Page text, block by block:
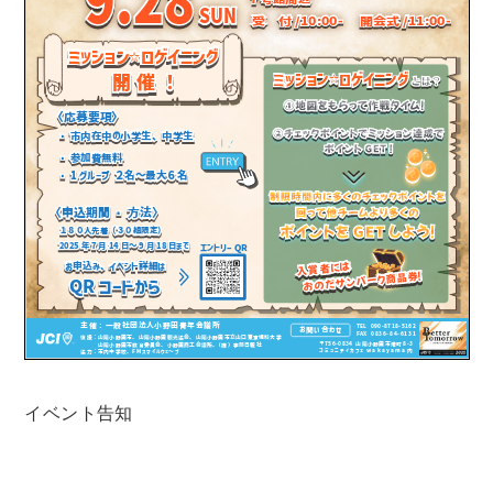
イベント告知